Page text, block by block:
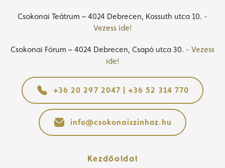
Csokonai Teátrum – 4024 Debrecen, Kossuth utca 10. -
Vezess ide!
Csokonai Fórum – 4024 Debrecen, Csapó utca 30. - Vezess
ide!
+36 20 297 2047 | +36 52 314 770
info@csokonaiszinhaz.hu
Kezdőoldal